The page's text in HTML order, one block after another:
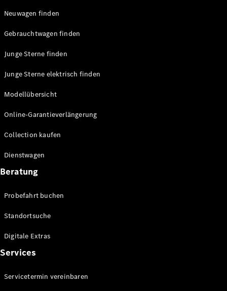
Neuwagen finden
Gebrauchtwagen finden
Junge Sterne finden
Junge Sterne elektrisch finden
Modellübersicht
Online-Garantieverlängerung
Collection kaufen
Dienstwagen
Beratung
Probefahrt buchen
Standortsuche
Digitale Extras
Services
Servicetermin vereinbaren